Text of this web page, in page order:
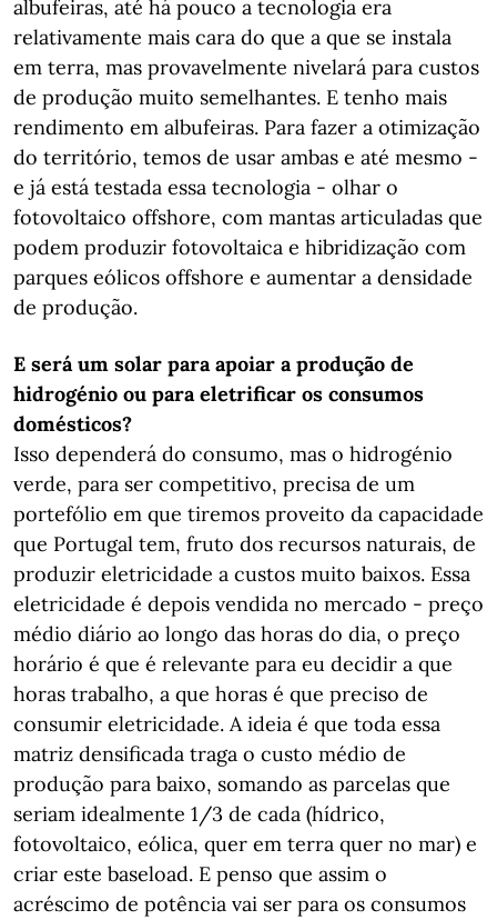
albufeiras, até há pouco a tecnologia era
relativamente mais cara do que a que se instala
em terra, mas provavelmente nivelará para custos
de produção muito semelhantes. E tenho mais
rendimento em albufeiras. Para fazer a otimização
do território, temos de usar ambas e até mesmo -
e já está testada essa tecnologia - olhar o
fotovoltaico offshore, com mantas articuladas que
podem produzir fotovoltaica e hibridização com
parques eólicos offshore e aumentar a densidade
de produção.
E será um solar para apoiar a produção de
hidrogénio ou para eletrificar os consumos
domésticos?
Isso dependerá do consumo, mas o hidrogénio
verde, para ser competitivo, precisa de um
portefólio em que tiremos proveito da capacidade
que Portugal tem, fruto dos recursos naturais, de
produzir eletricidade a custos muito baixos. Essa
eletricidade é depois vendida no mercado - preço
médio diário ao longo das horas do dia, o preço
horário é que é relevante para eu decidir a que
horas trabalho, a que horas é que preciso de
consumir eletricidade. A ideia é que toda essa
matriz densificada traga o custo médio de
produção para baixo, somando as parcelas que
seriam idealmente 1/3 de cada (hídrico,
fotovoltaico, eólica, quer em terra quer no mar) e
criar este baseload. E penso que assim o
acréscimo de potência vai ser para os consumos